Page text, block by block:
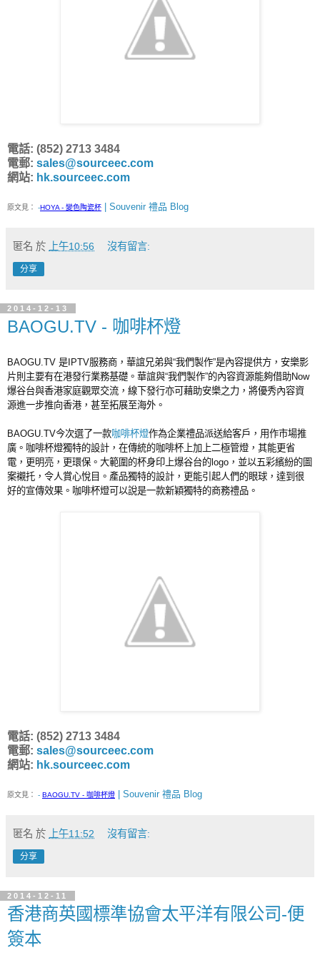
電話: (852) 2713 3484
電郵: sales@sourceec.com
網站: hk.sourceec.com
原文見： -HOYA - 變色陶瓷杯 | Souvenir 禮品 Blog
匿名 於 上午10:56 沒有留言:
分享
2014-12-13
BAOGU.TV - 咖啡杯燈
BAOGU.TV 是IPTV服務商，華誼兄弟與“我們製作”是內容提供方，安樂影
片則主要有在港發行業務基礎。華誼與“我們製作”的內容資源能夠借助Now
爆谷台與香港家庭觀眾交流，線下發行亦可藉助安樂之力，將優秀內容資
源進一步推向香港，甚至拓展至海外。
BAOGU.TV今次選了一款咖啡杯燈作為企業禮品派送給客戶，用作市場推
廣。咖啡杯燈獨特的設計，在傳統的咖啡杯上加上二極管燈，其能更省
電，更明亮，更環保。大範圍的杯身印上爆谷台的logo，並以五彩繽紛的圖
案襯托，令人賞心悅目。產品獨特的設計，更能引起人們的眼球，達到很
好的宣傳效果。咖啡杯燈可以說是一款新穎獨特的商務禮品。
電話: (852) 2713 3484
電郵: sales@sourceec.com
網站: hk.sourceec.com
原文見： - BAOGU.TV - 咖啡杯燈 | Souvenir 禮品 Blog
匿名 於 上午11:52 沒有留言:
分享
2014-12-11
香港商英國標準協會太平洋有限公司-便
簽本